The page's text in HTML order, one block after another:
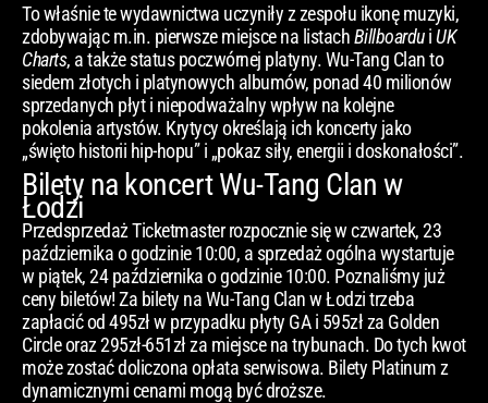
To właśnie te wydawnictwa uczyniły z zespołu ikonę muzyki,
zdobywając m.in. pierwsze miejsce na listachBillboarduiUK
Charts, a także status poczwórnej platyny. Wu-Tang Clan to
siedem złotych i platynowych albumów, ponad 40 milionów
sprzedanych płyt i niepodważalny wpływ na kolejne
pokolenia artystów. Krytycy określają ich koncerty jako
„święto historii hip-hopu” i „pokaz siły, energii i doskonałości”.
Bilety na koncert Wu-Tang Clan w
Łodzi
Przedsprzedaż Ticketmaster rozpocznie się w czwartek, 23
października o godzinie 10:00, a sprzedaż ogólna wystartuje
w piątek, 24 października o godzinie 10:00. Poznaliśmy już
ceny biletów! Za bilety na Wu-Tang Clan w Łodzi trzeba
zapłacić od 495zł w przypadku płyty GA i 595zł za Golden
Circle oraz 295zł-651zł za miejsce na trybunach. Do tych kwot
może zostać doliczona opłata serwisowa. Bilety Platinum z
dynamicznymi cenami mogą być droższe.